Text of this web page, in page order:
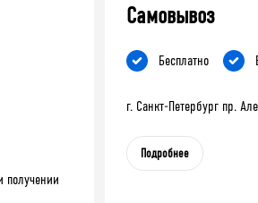
получении
Самовывоз
Бесплатно
г. Санкт-Петербург пр.
Подробнее